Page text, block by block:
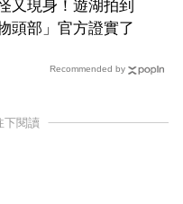
又現身！遊湖拍到
頭部」官方證實了
Recommended by
下閱讀